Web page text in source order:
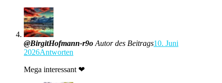
@BirgitHofmann-r9o Autor des Beitrags10. Juni
2026Antworten
Mega interessant ❤